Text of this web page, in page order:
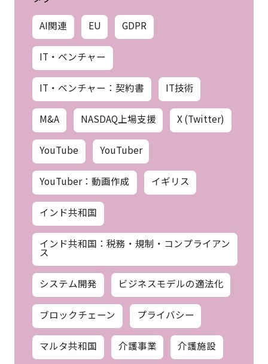
AI関連 EU GDPR
IT・ベンチャー
IT・ベンチャー：契約書 IT技術
M&A NASDAQ上場支援 X (Twitter)
YouTube YouTuber
YouTuber：動画作成 イギリス
インド共和国
インド共和国：税務・規制・コンプライアン
ス
システム開発 ビジネスモデルの適法化
ブロックチェーン プライバシー
マルタ共和国 介護事業 介護施設